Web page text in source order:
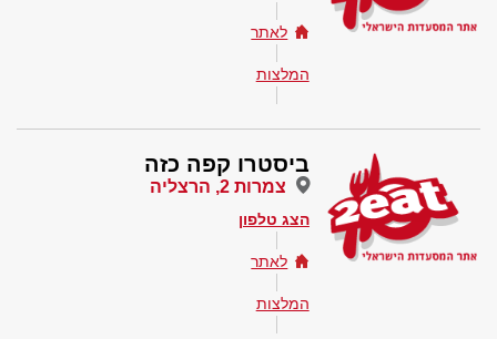
לאתר
המלצות
ביסטרו קפה כזה
צמרות 2, הרצליה
הצג טלפון
לאתר
המלצות